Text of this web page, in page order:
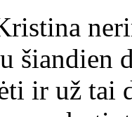
šiandien
ir už tai